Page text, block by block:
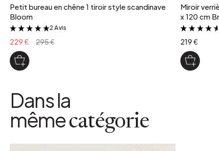
Petit bureau en chêne 1 tiroir style scandinave
Bloom
&
2 Avis
229 € 295 €
Miroir
x 120 cm
219 €
Dans la
mêmecatégorie